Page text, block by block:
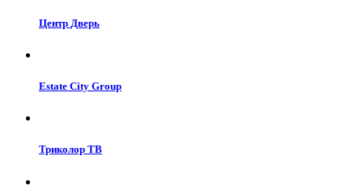
Центр Дверь
Estate City Group
Триколор ТВ